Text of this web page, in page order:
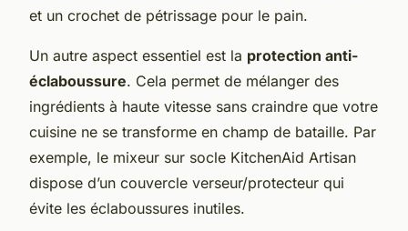
et un crochet de pétrissage pour le pain.
Un autre aspect essentiel est la protection anti-
éclaboussure. Cela permet de mélanger des
ingrédients à haute vitesse sans craindre que votre
cuisine ne se transforme en champ de bataille. Par
exemple, le mixeur sur socle KitchenAid Artisan
dispose d’un couvercle verseur/protecteur qui
évite les éclaboussures inutiles.